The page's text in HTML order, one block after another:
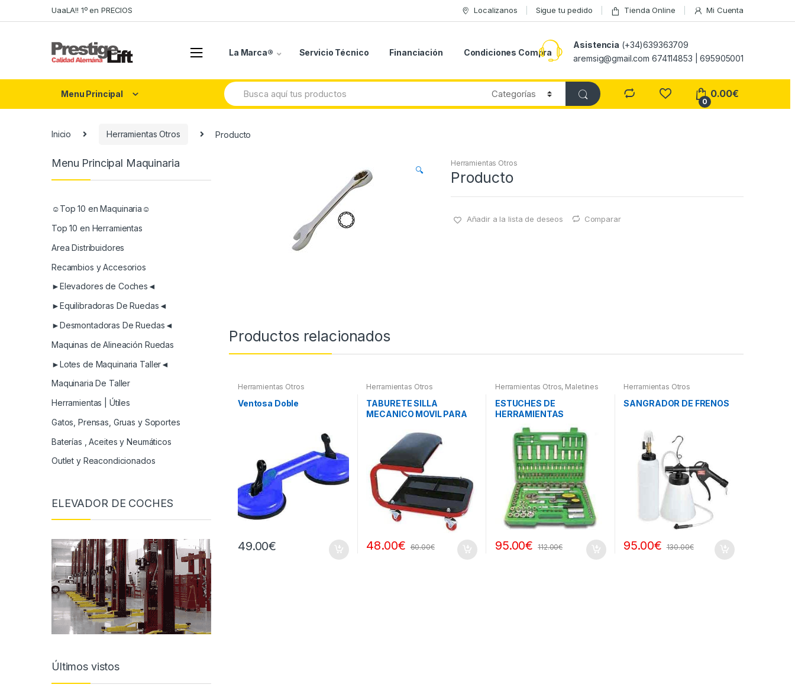
to
to
UaaLA!! 1º en PRECIOS Localizanos Sigue tu pedido Tienda Online Mi Cuenta
La Marca® Servicio Técnico Financiación Condiciones Compra
Asistencia (+34)639363709
aremsig@gmail.com 674114853 | 695905001
Menu Principal
Search
for:
0
0.00€
Inicio Herramientas Otros Producto
🔍
Herramientas Otros
Producto
Añadir a la lista de deseos Comparar
Productos relacionados
Herramientas Otros
Ventosa Doble
49.00€
Herramientas Otros
TABURETE SILLA
MECANICO MOVIL PARA
48.00€ 60.00€
Herramientas Otros, Maletines
Compresímetros, otros
ESTUCHES DE
HERRAMIENTAS
95.00€ 112.00€
Herramientas Otros
SANGRADOR DE FRENOS
95.00€ 130.00€
Menu Principal Maquinaria
☺Top 10 en Maquinaria☺
Top 10 en Herramientas
Area Distribuidores
Recambios y Accesorios
►Elevadores de Coches◄
►Equilibradoras De Ruedas◄
►Desmontadoras De Ruedas◄
Maquinas de Alineación Ruedas
►Lotes de Maquinaria Taller◄
Maquinaria De Taller
Herramientas | Útiles
Gatos, Prensas, Gruas y Soportes
Baterías , Aceites y Neumáticos
Outlet y Reacondicionados
ELEVADOR DE COCHES
Últimos vistos